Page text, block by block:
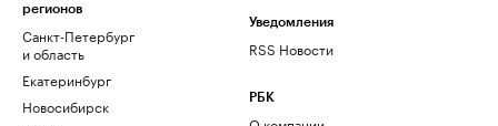
регионов
Санкт-Петербург
и область
Екатеринбург
Новосибирск
Уведомления
RSS Новости
РБК